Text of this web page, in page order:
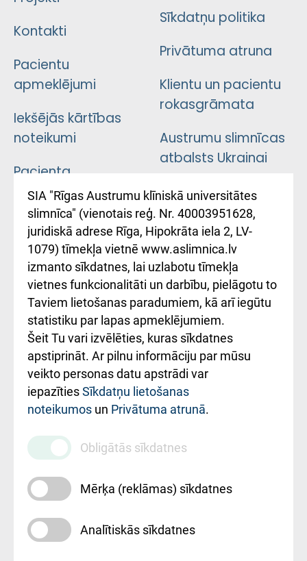
Kontakti
Pacientu
apmeklējumi
Iekšējās kārtības
noteikumi
Pacienta
atsauksmju/sūdzību
iesniegšanas
kārtība
Kā pie mums nokļūt
Rēķinu apmaksas
ceļvedis
Rekvizīti un
ārstniecības
iestādes kods
010000234
Maksas
pakalpojumu
cenrādis
Sīkdatņu politika
Privātuma atruna
Klientu un pacientu
rokasgrāmata
Austrumu slimnīcas
atbalsts Ukrainai
Підтримка Східної
лікарні та співпраця з
Україною
SIA "Rīgas Austrumu klīniskā universitātes
slimnīca" (vienotais reģ. Nr. 40003951628,
juridiskā adrese Rīga, Hipokrāta iela 2, LV-
1079) tīmekļa vietnē www.aslimnica.lv
izmanto sīkdatnes, lai uzlabotu tīmekļa
vietnes funkcionalitāti un darbību, pielāgotu to
Taviem lietošanas paradumiem, kā arī iegūtu
statistiku par lapas apmeklējumiem.
Šeit Tu vari izvēlēties, kuras sīkdatnes
apstiprināt. Ar pilnu informāciju par mūsu
veikto personas datu apstrādi var
iepazītiesSīkdatņu lietošanas
noteikumos un Privātuma atrunā.
Obligātās sīkdatnes
Mērķa (reklāmas) sīkdatnes
Analītiskās sīkdatnes